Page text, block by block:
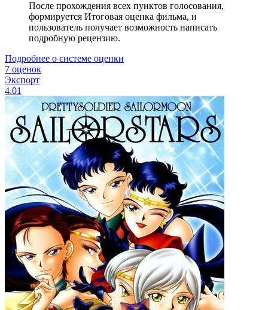
После прохождения всех пунктов голосования,
формируется Итоговая оценка фильма, и
пользователь получает возможность написать
подробную рецензию.
Подробнее о системе оценки
7 оценок
Экспорт
4.01